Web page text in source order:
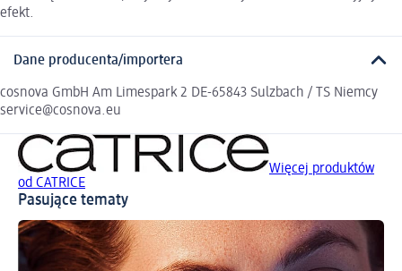
efekt.
Dane producenta/importera
cosnova GmbH Am Limespark 2 DE-65843 Sulzbach / TS Niemcy
service@cosnova.eu
Więcej produktów
od CATRICE
Pasujące tematy